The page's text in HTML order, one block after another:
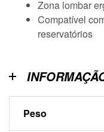
Zona lombar
Compatível
reservatórios
Peso